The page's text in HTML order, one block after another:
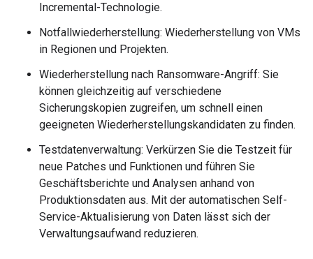
Incremental-Technologie.
Notfallwiederherstellung: Wiederherstellung von VMs
in Regionen und Projekten.
Wiederherstellung nach Ransomware-Angriff: Sie
können gleichzeitig auf verschiedene
Sicherungskopien zugreifen, um schnell einen
geeigneten Wiederherstellungskandidaten zu finden.
Testdatenverwaltung: Verkürzen Sie die Testzeit für
neue Patches und Funktionen und führen Sie
Geschäftsberichte und Analysen anhand von
Produktionsdaten aus. Mit der automatischen Self-
Service-Aktualisierung von Daten lässt sich der
Verwaltungsaufwand reduzieren.